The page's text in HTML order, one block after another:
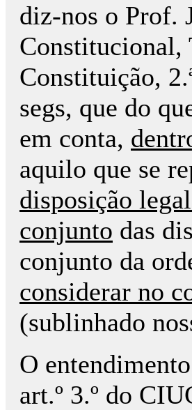
diz-nos o Prof.
Constituição,
segs, que do
em conta,
aquilo que se
disposição
conjunto das
conjunto da
considerar no
(sublinhado
O
art.º 3.º do